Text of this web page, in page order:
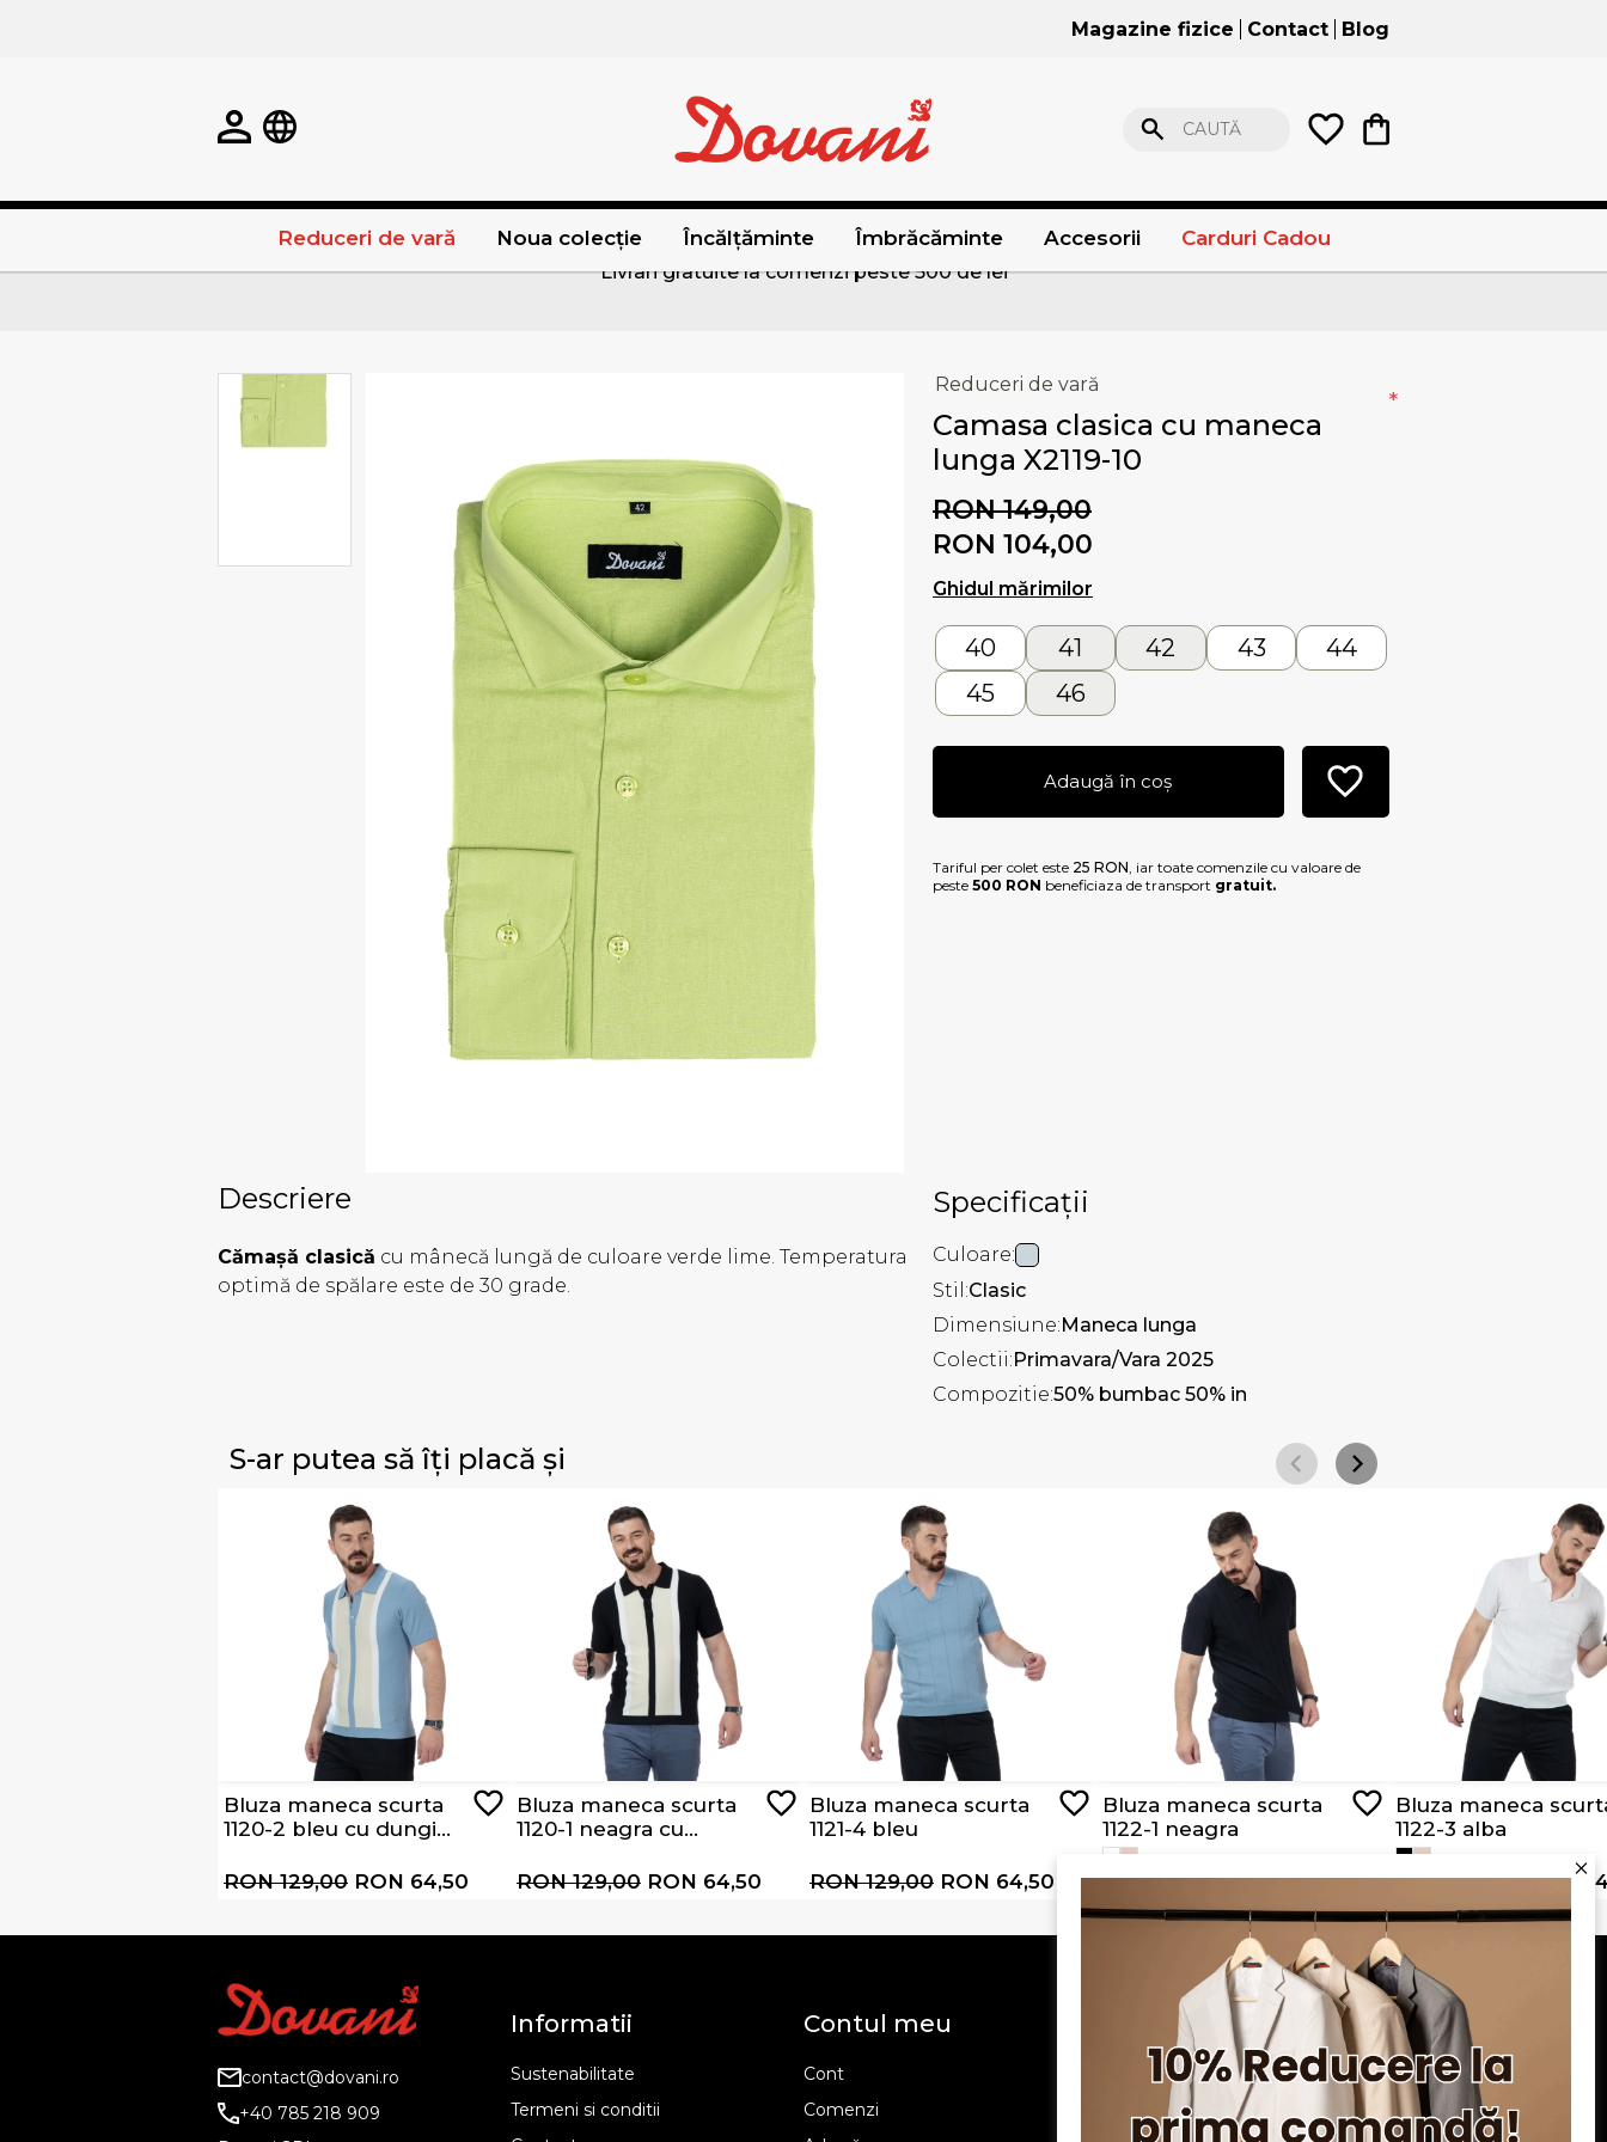
Magazine fizice Contact Blog
CAUTĂ
Reduceri de vară Noua colecție Încălțăminte Îmbrăcăminte Accesorii Carduri Cadou
Livrari gratuite la comenzi peste 500 de lei
Reduceri de vară
Camasa clasica cu maneca
lunga X2119-10
RON 149,00
RON 104,00
Ghidul mărimilor
*
40 41 42 43
44
45
46
Adaugă în coș
Tariful per colet este 25 RON , iar toate comenzile cu valoare de
peste 500 RON beneficiaza de transport gratuit.
Descriere
Cămașă clasică cu mânecă lungă de culoare verde lime. Temperatura
optimă de spălare este de 30 grade.
Specificații
Culoare:
Stil:Clasic
Dimensiune:Maneca lunga
Colectii:Primavara/Vara 2025
Compozitie:50% bumbac 50% in
S-ar putea să îți placă și
Bluza maneca scurta
1120-2 bleu cu dungi
RON 129,00 RON 64,50
Bluza maneca scurta
1120-1 neagra cu
RON 129,00 RON 64,50
Bluza maneca scurta
1121-4 bleu
RON 129,00 RON 64,50
Bluza maneca scurta
1122-1 neagra
RON 129,00 RON 64,50
Bluza maneca
1122-3 alba
RON 129,00 RON
contact@dovani.ro
+40 785 218 909
Informatii
Sustenabilitate
Termeni si conditii
Contul meu
Cont
Comenzi
Serviciu clienți
Apariții în presă